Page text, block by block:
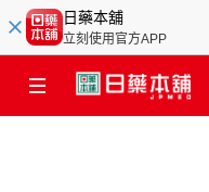
日藥本舖
立刻使用官方APP